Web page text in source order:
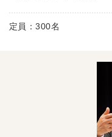
定員：300名